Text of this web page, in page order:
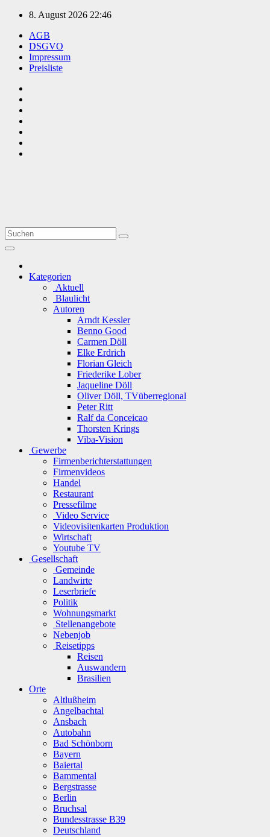
Zum
springen
8. August 2026 22:46
AGB
DSGVO
Impressum
Preisliste
Kategorien
Aktuell
Blaulicht
Autoren
Arndt Kessler
Benno Good
Carmen Döll
Elke Erdrich
Florian Gleich
Friederike Lober
Jaqueline Döll
Oliver Döll, TVüberregional
Peter Ritt
Ralf da Conceicao
Thorsten Krings
Viba-Vision
Gewerbe
Firmenberichterstattungen
Firmenvideos
Handel
Restaurant
Pressefilme
Video Service
Videovisitenkarten Produktion
Wirtschaft
Youtube TV
Gesellschaft
Gemeinde
Landwirte
Leserbriefe
Politik
Wohnungsmarkt
Stellenangebote
Nebenjob
Reisetipps
Reisen
Auswandern
Brasilien
Orte
Altlußheim
Angelbachtal
Ansbach
Autobahn
Bad Schönborn
Bayern
Baiertal
Bammental
Bergstrasse
Berlin
Bruchsal
Bundesstrasse B39
Deutschland